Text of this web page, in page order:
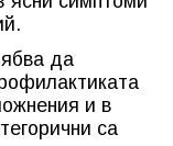
да
и в
са